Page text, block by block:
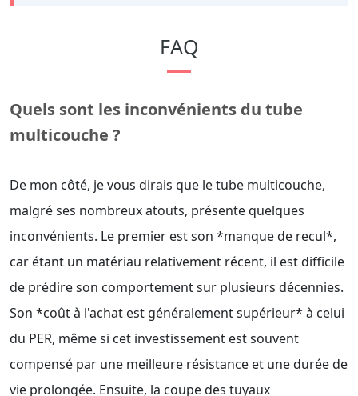
FAQ
Quels sont les inconvénients du tube
multicouche ?
De mon côté, je vous dirais que le tube multicouche,
malgré ses nombreux atouts, présente quelques
inconvénients. Le premier est son *manque de recul*,
car étant un matériau relativement récent, il est difficile
de prédire son comportement sur plusieurs décennies.
Son *coût à l'achat est généralement supérieur* à celui
du PER, même si cet investissement est souvent
compensé par une meilleure résistance et une durée de
vie prolongée. Ensuite, la coupe des tuyaux